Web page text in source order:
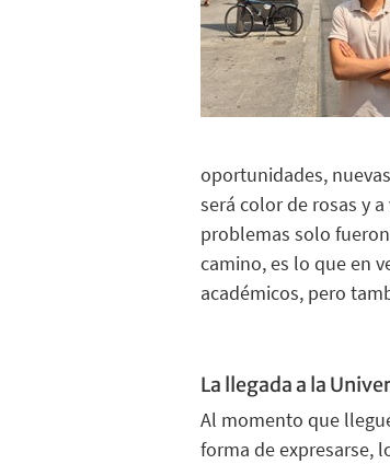
oportunidades,
será color de rosas y
problemas solo
camino, es lo que en
académicos, pero
La llegada a la
Al momento que llegu
forma de expresarse,